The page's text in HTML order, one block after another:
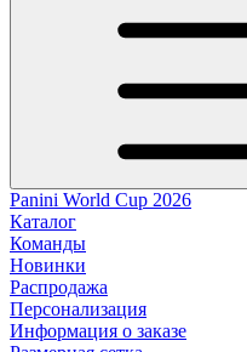
Panini World Cup 2026
Каталог
Команды
Новинки
Распродажа
Персонализация
Информация о заказе